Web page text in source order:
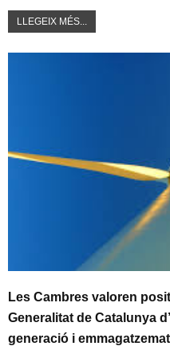
LLEGEIX MÉS...
Les Cambres valoren
Generalitat de Catalunya
generació i